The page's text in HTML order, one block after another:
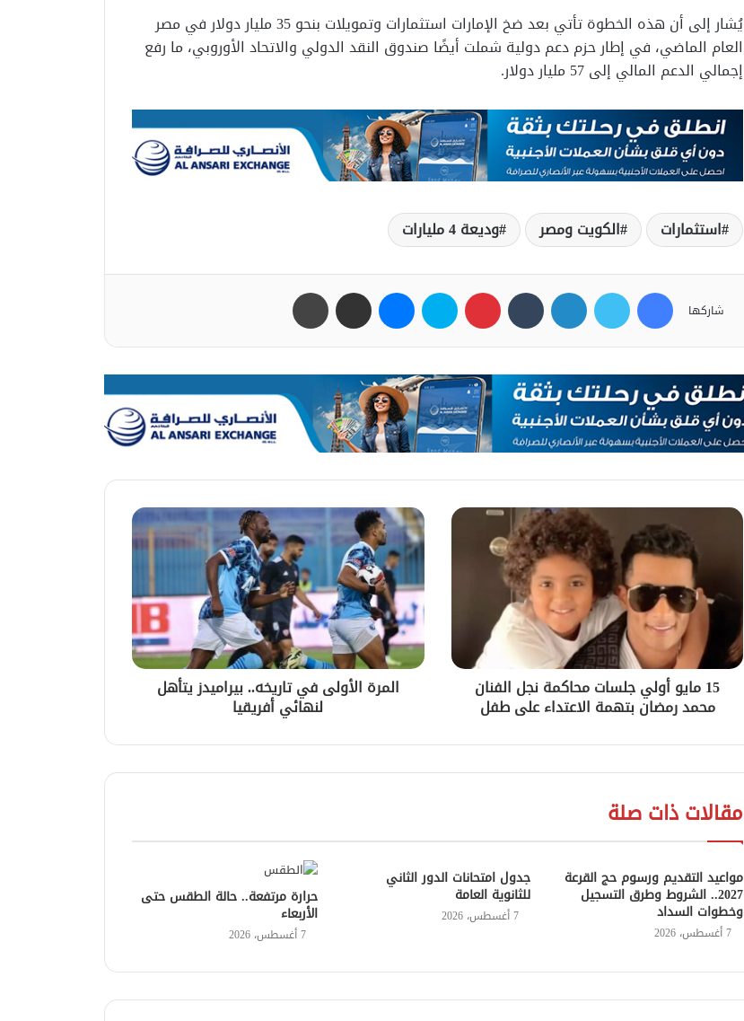
يُشار إلى أن هذه الخطوة تأتي بعد ضخ الإمارات استثمارات وتمويلات بنحو 35 مليار دولار في مصر
العام الماضي، في إطار حزم دعم دولية شملت أيضًا صندوق النقد الدولي والاتحاد الأوروبي، ما رفع
إجمالي الدعم المالي إلى 57 مليار دولار.
استثمارات الكويت ومصر وديعة 4 مليارات
شاركها
فيسبوك تويتر لينكدإن بينتيريست سكايب ماسنجر مشاركة عبر البريد
15 مايو أولي جلسات محاكمة نجل الفنان
محمد رمضان بتهمة الاعتداء على طفل
المرة الأولى في تاريخه.. بيراميدز يتأهل
لنهائي أفريقيا
مقالات ذات صلة
مواعيد التقديم ورسوم حج القرعة
2027.. الشروط وطرق التسجيل
وخطوات السداد
7 أغسطس، 2026
جدول امتحانات الدور الثاني
للثانوية العامة
7 أغسطس، 2026
حرارة مرتفعة.. حالة الطقس حتى
الأربعاء
7 أغسطس، 2026